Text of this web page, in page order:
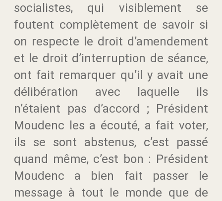
socialistes, qui visiblement se
foutent complètement de savoir si
on respecte le droit d’amendement
et le droit d’interruption de séance,
ont fait remarquer qu’il y avait une
délibération avec laquelle ils
n’étaient pas d’accord ; Président
Moudenc les a écouté, a fait voter,
ils se sont abstenus, c’est passé
quand même, c’est bon : Président
Moudenc a bien fait passer le
message à tout le monde que de